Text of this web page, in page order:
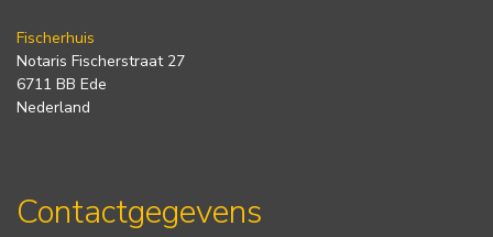
Fischerhuis
Notaris Fischerstraat 27
6711 BB Ede
Nederland
Contactgegevens